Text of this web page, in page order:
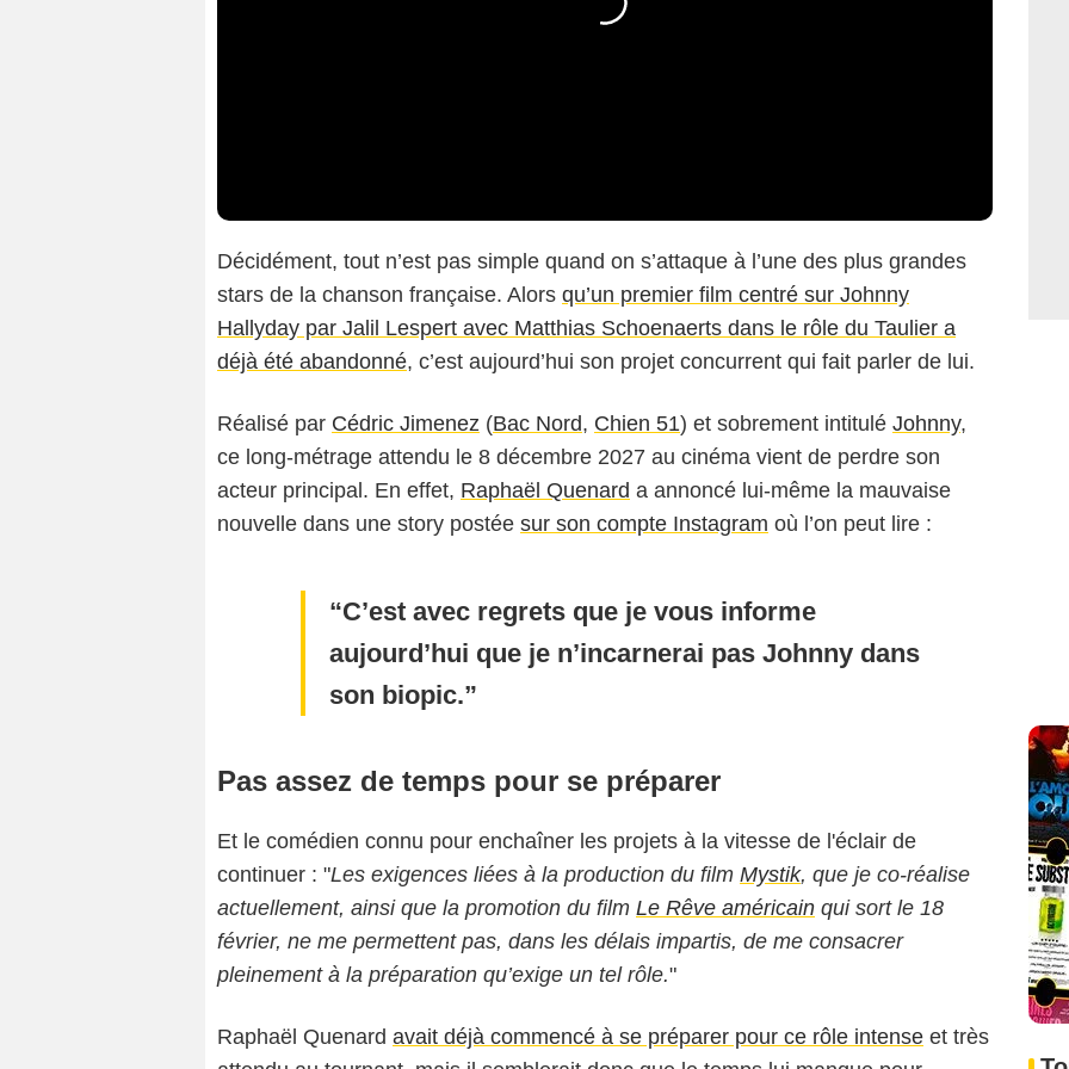
Décidément, tout n’est pas simple quand on s’attaque à l’une des plus grandes
stars de la chanson française. Alors qu’un premier film centré sur Johnny
Hallyday par Jalil Lespert avec Matthias Schoenaerts dans le rôle du Taulier a
déjà été abandonné, c’est aujourd’hui son projet concurrent qui fait parler de lui.
Réalisé par Cédric Jimenez (Bac Nord, Chien 51) et sobrement intitulé Johnny,
ce long-métrage attendu le 8 décembre 2027 au cinéma vient de perdre son
acteur principal. En effet, Raphaël Quenard a annoncé lui-même la mauvaise
nouvelle dans une story postée sur son compte Instagram où l’on peut lire :
C’est avec regrets que je vous informe
aujourd’hui que je n’incarnerai pas Johnny dans
son biopic.
Pas assez de temps pour se préparer
Et le comédien connu pour enchaîner les projets à la vitesse de l'éclair de
continuer : "Les exigences liées à la production du film Mystik, que je co-réalise
actuellement, ainsi que la promotion du film Le Rêve américain qui sort le 18
février, ne me permettent pas, dans les délais impartis, de me consacrer
pleinement à la préparation qu’exige un tel rôle."
Raphaël Quenard avait déjà commencé à se préparer pour ce rôle intense et très